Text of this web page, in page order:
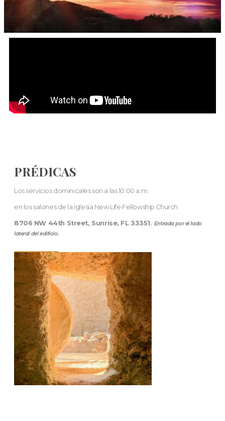
PRÉDICAS
Los servicios dominicales son a las 10:00 a.m.
en los salones de la iglesia New Life Fellowship Church
8706 NW 44th Street, Sunrise, FL 33351. Entrada por el lado
lateral del edificio.